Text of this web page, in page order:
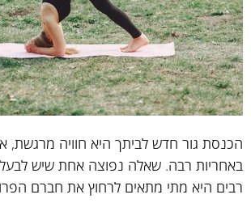
הכנסת גור חדש לביתך היא חוויה מרגשת,
באחריות רבה. שאלה נפוצה אחת שיש
רבים היא מתי מתאים לרחוץ את חברם